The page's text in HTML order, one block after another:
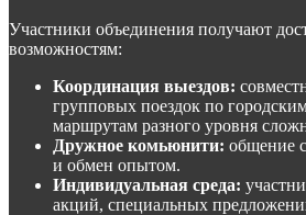
Участники объединения получают
возможностям:
Координация выездов:
групповых поездок по
маршрутам разного уровня
Дружное комьюнити: общение
и обмен опытом.
Индивидуальная среда:
акций, специальных